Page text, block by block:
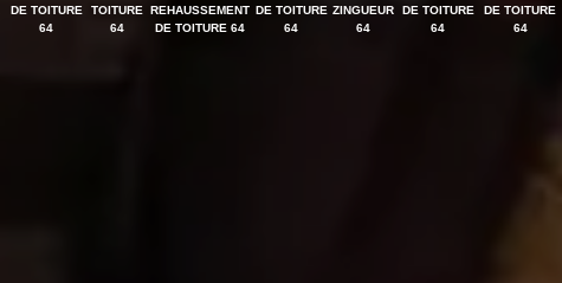
DE TOITURE
64
TOITURE
64
REHAUSSEMENT
DE TOITURE 64
DE TOITURE
64
ZINGUEUR
64
DE TOITURE
64
DE TOITURE
64